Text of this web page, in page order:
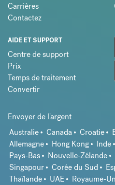
Carrières
Contactez
AIDE ET SUPPORT
Centre de support
Prix
Temps de traitement
Convertir
Envoyer de l'argent
Australie
Canada Croatie
Allemagne
Hong Kong Inde
Pays-Bas
Nouvelle-Zélande
Singapour
Corée du Sud
Thaïlande
UAE Royaume-